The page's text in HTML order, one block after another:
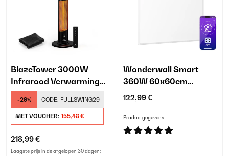
BlazeTower 3000W
Infrarood Verwarming
Vrijstaand​ Zwart
-29% CODE: FULLSWING29
MET VOUCHER: 155,48 €
218,99 €
Laagste prijs in de afgelopen 30 dagen:
Wonderwall Smart
360W 60x60cm
Infrarood Paneel Wit
122,99 €
Productgegevens